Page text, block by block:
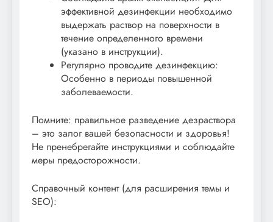
эффективной дезинфекции необходимо
выдержать раствор на поверхности в
течение определенного времени
(указано в инструкции).
Регулярно проводите дезинфекцию:
Особенно в периоды повышенной
заболеваемости.
Помните: правильное разведение дезраствора
– это залог вашей безопасности и здоровья!
Не пренебрегайте инструкциями и соблюдайте
меры предосторожности.
Справочный контент (для расширения темы и
SEO):